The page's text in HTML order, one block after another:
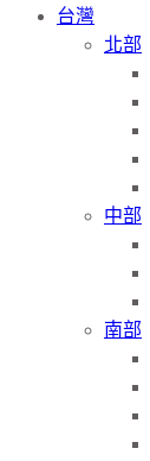
台灣
北部
中部
南部